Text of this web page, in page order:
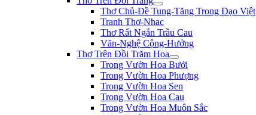
Thơ Chủ-Đề Tung-Tăng Trong Đạo Việt
Tranh Thơ-Nhac
Thơ Rất Ngắn Trầu Cau
Văn-Nghệ Cộng-Hưởng
Thơ Trên Đồi Trăm Hoa
Trong Vườn Hoa Bưởi
Trong Vườn Hoa Phượng
Trong Vườn Hoa Sen
Trong Vườn Hoa Cau
Trong Vườn Hoa Muôn Sắc